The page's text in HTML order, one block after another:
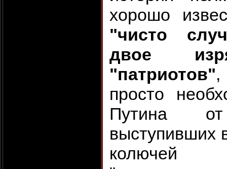
хорошо
"чисто
двое
"патриотов",
просто
Путина
выступивших
колючей